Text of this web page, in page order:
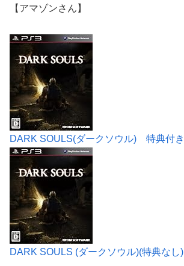
【アマゾンさん】
DARK SOULS(ダークソウル) 特典付き
DARK SOULS (ダークソウル)(特典なし)